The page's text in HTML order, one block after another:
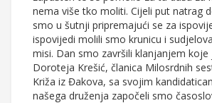
nema više tko moliti. Cijeli put natrag
smo u šutnji pripremajući se za
ispovijedi molili smo krunicu i
misi. Dan smo završili klanjanjem koje
Doroteja Krešić, članica Milosrdnih
Križa iz Đakova, sa svojim
našega druženja započeli smo